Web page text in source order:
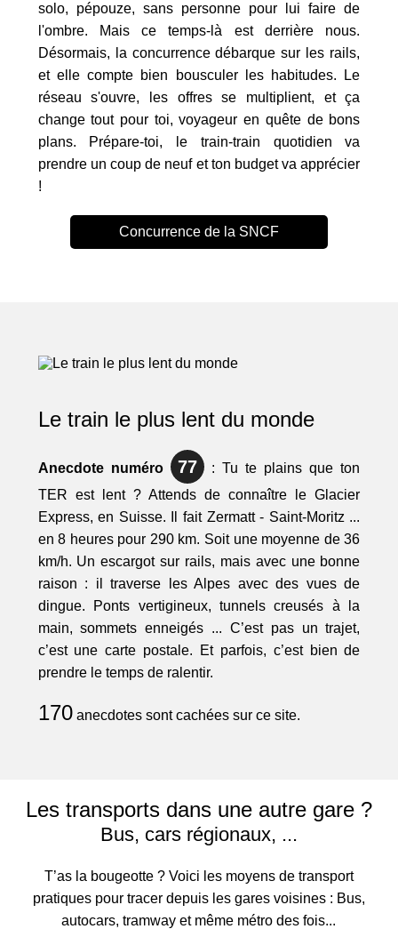
solo, pépouze, sans personne pour lui faire de
l'ombre. Mais ce temps-là est derrière nous.
Désormais, la concurrence débarque sur les rails,
et elle compte bien bousculer les habitudes. Le
réseau s'ouvre, les offres se multiplient, et ça
change tout pour toi, voyageur en quête de bons
plans. Prépare-toi, le train-train quotidien va
prendre un coup de neuf et ton budget va apprécier
!
Concurrence de la SNCF
Le train le plus lent du monde
Anecdote numéro 77 : Tu te plains que ton
TER est lent ? Attends de connaître le Glacier
Express, en Suisse. Il fait Zermatt - Saint-Moritz ...
en 8 heures pour 290 km. Soit une moyenne de 36
km/h. Un escargot sur rails, mais avec une bonne
raison : il traverse les Alpes avec des vues de
dingue. Ponts vertigineux, tunnels creusés à la
main, sommets enneigés ... C’est pas un trajet,
c’est une carte postale. Et parfois, c’est bien de
prendre le temps de ralentir.
170anecdotes sont cachées sur ce site.
Les transports dans une autre gare ?
Bus, cars régionaux, ...
T’as la bougeotte ? Voici les moyens de transport
pratiques pour tracer depuis les gares voisines : Bus,
autocars, tramway et même métro des fois...